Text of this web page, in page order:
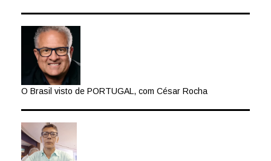
O Brasil visto de PORTUGAL, com César Rocha